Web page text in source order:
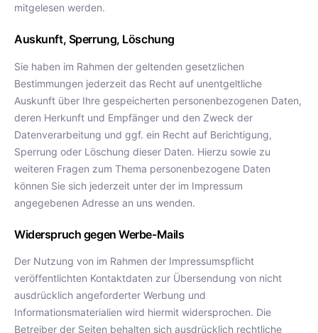
mitgelesen werden.
Auskunft, Sperrung, Löschung
Sie haben im Rahmen der geltenden gesetzlichen
Bestimmungen jederzeit das Recht auf unentgeltliche
Auskunft über Ihre gespeicherten personenbezogenen Daten,
deren Herkunft und Empfänger und den Zweck der
Datenverarbeitung und ggf. ein Recht auf Berichtigung,
Sperrung oder Löschung dieser Daten. Hierzu sowie zu
weiteren Fragen zum Thema personenbezogene Daten
können Sie sich jederzeit unter der im Impressum
angegebenen Adresse an uns wenden.
Widerspruch gegen Werbe-Mails
Der Nutzung von im Rahmen der Impressumspflicht
veröffentlichten Kontaktdaten zur Übersendung von nicht
ausdrücklich angeforderter Werbung und
Informationsmaterialien wird hiermit widersprochen. Die
Betreiber der Seiten behalten sich ausdrücklich rechtliche